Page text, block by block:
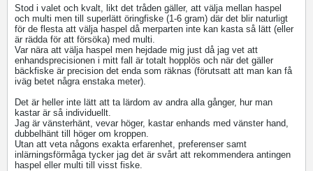
Stod i valet och kvalt, likt det tråden gäller, att välja mellan haspel
och multi men till superlätt öringfiske (1-6 gram) där det blir naturligt
för de flesta att välja haspel då merparten inte kan kasta så lätt (eller
är rädda för att försöka) med multi.
Var nära att välja haspel men hejdade mig just då jag vet att
enhandsprecisionen i mitt fall är totalt hopplös och när det gäller
bäckfiske är precision det enda som räknas (förutsatt att man kan få
iväg betet några enstaka meter).
Det är heller inte lätt att ta lärdom av andra alla gånger, hur man
kastar är så individuellt.
Jag är vänsterhänt, vevar höger, kastar enhands med vänster hand,
dubbelhänt till höger om kroppen.
Utan att veta någons exakta erfarenhet, preferenser samt
inlärningsförmåga tycker jag det är svårt att rekommendera antingen
haspel eller multi till visst fiske.